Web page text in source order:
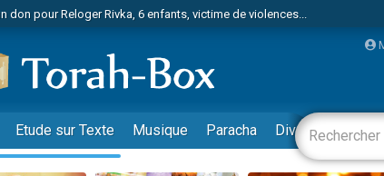
don pour Reloger Rivka, 6 enfants, victime de violences...
une bénédiction
sur WhatsApp
groupe sur Zoom
don pour Diane, 80 ans, dans un appartement insalubre
Etude sur Texte Musique Paracha Divertissements